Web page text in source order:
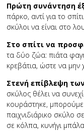
Πρώτη συνάντηση
πάρκο, αντί για το
σκύλοι να είναι στο
Στο σπίτι να
τα δύο ζώα: πιάτα
κρεβάτια, ώστε να μην
Στενή επίβλεψη
σκύλος θέλει να
κουράστηκε,
παιχνιδιάρικο σκύλο
σε κόλπα, κυνήγι